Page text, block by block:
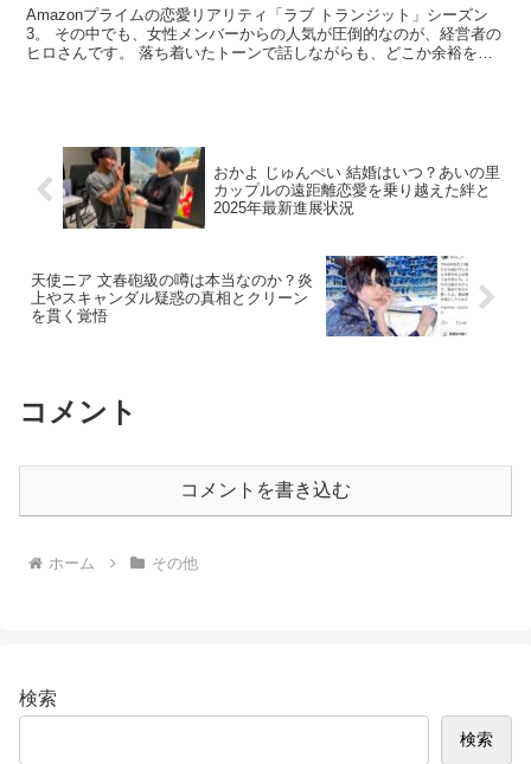
Amazonプライムの恋愛リアリティ「ラブ トランジット」シーズン
3。 その中でも、女性メンバーからの人気が圧倒的なのが、経営者の
ヒロさんです。 落ち着いたトーンで話しながらも、どこか余裕を感
おかよ じゅんぺい 結婚はいつ？あいの里
カップルの遠距離恋愛を乗り越えた絆と
2025年最新進展状況
天使ニア 文春砲級の噂は本当なのか？炎
上やスキャンダル疑惑の真相とクリーン
を貫く覚悟
コメント
コメントを書き込む
ホーム その他
検索
検索